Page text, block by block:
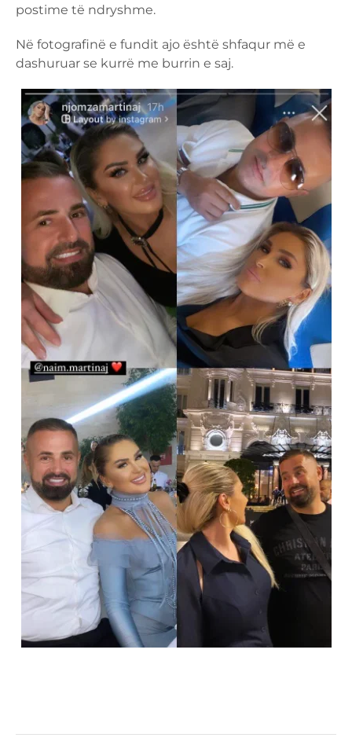
postime të ndryshme.
Në fotografinë e fundit ajo është shfaqur më e
dashuruar se kurrë me burrin e saj.